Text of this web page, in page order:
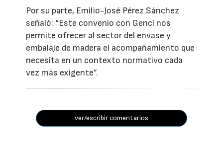
Por su parte, Emilio-José Pérez Sánchez
señaló: “Este convenio con Genci nos
permite ofrecer al sector del envase y
embalaje de madera el acompañamiento que
necesita en un contexto normativo cada
vez más exigente”.
ver/escribir comentarios